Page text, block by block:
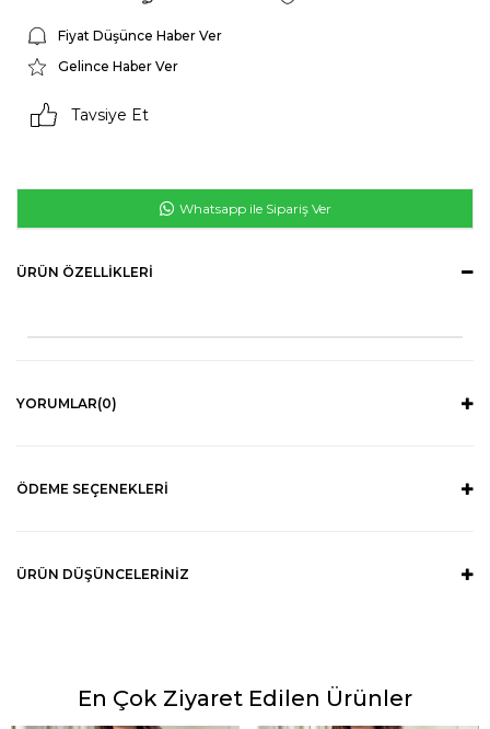
Fiyat Düşünce Haber Ver
Gelince Haber Ver
Tavsiye Et
Whatsapp ile Sipariş Ver
ÜRÜN ÖZELLIKLERI
YORUMLAR(0)
ÖDEME SEÇENEKLERI
ÜRÜN DÜŞÜNCELERINIZ
En Çok Ziyaret Edilen Ürünler